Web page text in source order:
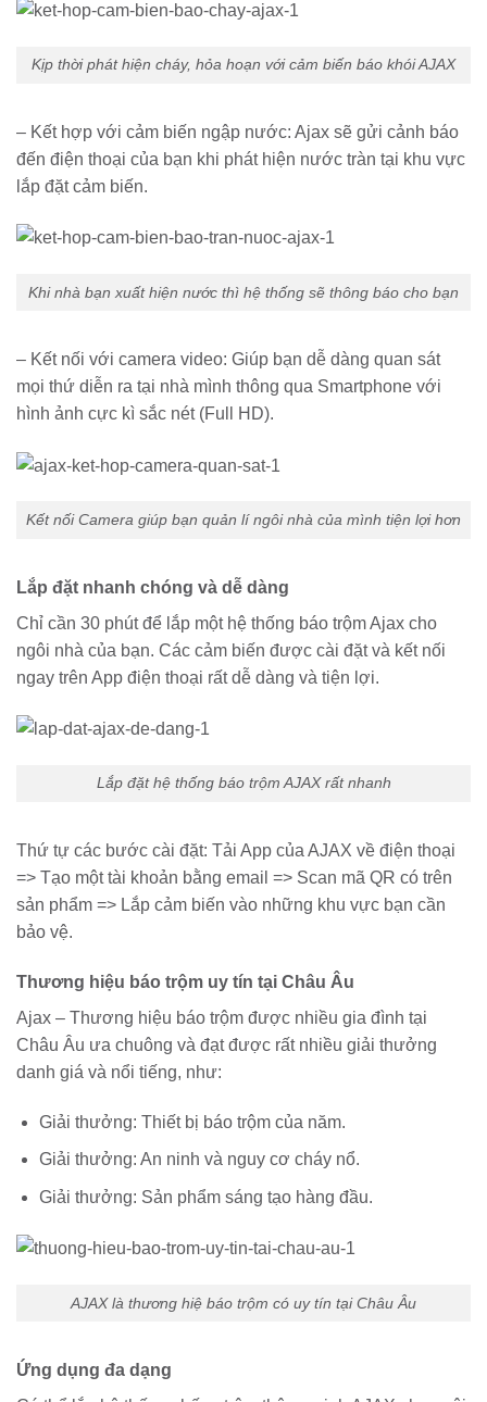
Kịp thời phát hiện cháy, hỏa hoạn với cảm biến báo khói AJAX
– Kết hợp với cảm biến ngập nước: Ajax sẽ gửi cảnh báo
đến điện thoại của bạn khi phát hiện nước tràn tại khu vực
lắp đặt cảm biến.
Khi nhà bạn xuất hiện nước thì hệ thống sẽ thông báo cho bạn
– Kết nối với camera video: Giúp bạn dễ dàng quan sát
mọi thứ diễn ra tại nhà mình thông qua Smartphone với
hình ảnh cực kì sắc nét (Full HD).
Kết nối Camera giúp bạn quản lí ngôi nhà của mình tiện lợi hơn
Lắp đặt nhanh chóng và dễ dàng
Chỉ cần 30 phút để lắp một hệ thống báo trộm Ajax cho
ngôi nhà của bạn. Các cảm biến được cài đặt và kết nối
ngay trên App điện thoại rất dễ dàng và tiện lợi.
Lắp đặt hệ thống báo trộm AJAX rất nhanh
Thứ tự các bước cài đặt: Tải App của AJAX về điện thoại
=> Tạo một tài khoản bằng email => Scan mã QR có trên
sản phẩm => Lắp cảm biến vào những khu vực bạn cần
bảo vệ.
Thương hiệu báo trộm uy tín tại Châu Âu
Ajax – Thương hiệu báo trộm được nhiều gia đình tại
Châu Âu ưa chuông và đạt được rất nhiều giải thưởng
danh giá và nổi tiếng, như:
Giải thưởng: Thiết bị báo trộm của năm.
Giải thưởng: An ninh và nguy cơ cháy nổ.
Giải thưởng: Sản phẩm sáng tạo hàng đầu.
AJAX là thương hiệ báo trộm có uy tín tại Châu Âu
Ứng dụng đa dạng